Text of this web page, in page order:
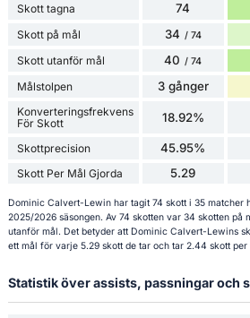
Skott tagna 74
Skott på mål 34 / 74
Skott utanför mål 40 / 74
Målstolpen 3 gånger
Konverteringsfrekvens
För Skott
18.92%
Skottprecision 45.95%
Skott Per Mål Gjorda 5.29
Dominic Calvert-Lewin har tagit 74 skott i 35 matcher
2025/2026 säsongen. Av 74 skotten var 34 skotten på
utanför mål. Det betyder att Dominic Calvert-Lewins
ett mål för varje 5.29 skott de tar och tar 2.44 skott
Statistik över assists, passningar och